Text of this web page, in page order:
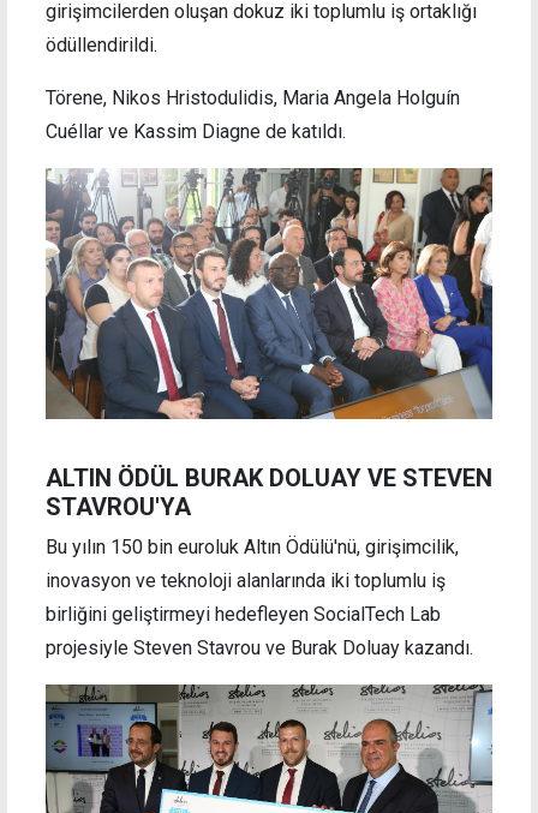
girişimcilerden oluşan dokuz iki toplumlu iş ortaklığı
ödüllendirildi.
Törene, Nikos Hristodulidis, Maria Angela Holguín
Cuéllar ve Kassim Diagne de katıldı.
ALTIN ÖDÜL BURAK DOLUAY VE STEVEN
STAVROU'YA
Bu yılın 150 bin euroluk Altın Ödülü'nü, girişimcilik,
inovasyon ve teknoloji alanlarında iki toplumlu iş
birliğini geliştirmeyi hedefleyen SocialTech Lab
projesiyle Steven Stavrou ve Burak Doluay kazandı.